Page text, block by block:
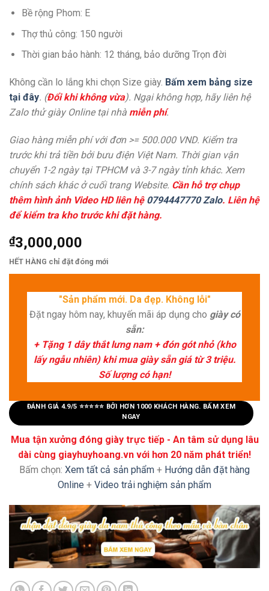
Bề rộng Phom: E
Thợ thủ công: 150 người
Thời gian bảo hành: 12 tháng, bảo dưỡng Trọn đời
Không cần lo lắng khi chọn Size giày. Bấm xem bảng size
tại đây. (Đổi khi không vừa). Ngại không hợp, hãy liên hệ
Zalo thử giày Online tại nhà miễn phí.
Giao hàng miễn phí với đơn >= 500.000 VND. Kiểm tra
trước khi trả tiền bởi bưu điện Việt Nam. Thời gian vận
chuyển 1-2 ngày tại TPHCM và 3-7 ngày tỉnh khác. Xem
chính sách khác ở cuối trang Website. Cần hỗ trợ chụp
thêm hình ảnh Video HD liên hệ 0794447770 Zalo. Liên hệ
để kiểm tra kho trước khi đặt hàng.
₫3,000,000
HẾT HÀNG chỉ đặt đóng mới
"Sản phẩm mới. Da đẹp. Không lỗi"
Đặt ngay hôm nay, khuyến mãi áp dụng cho giày có
sẵn:
+ Tặng 1 dây thắt lưng nam + đón gót nhỏ (kho
lấy ngẫu nhiên) khi mua giày sẵn giá từ 3 triệu.
Số lượng có hạn!
ĐÁNH GIÁ 4.9/5 ⭐⭐⭐⭐⭐ BỞI HƠN 1000 KHÁCH HÀNG. BẤM XEM
NGAY
Mua tận xưởng đóng giày trực tiếp - An tâm sử dụng lâu
dài cùng giayhuyhoang.vn với hơn 20 năm phát triển!
Bấm chọn: Xem tất cả sản phẩm + Hướng dẫn đặt hàng
Online + Video trải nghiệm sản phẩm